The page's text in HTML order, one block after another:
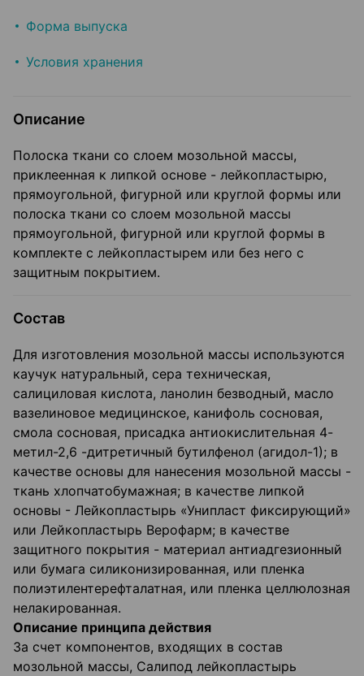
Форма выпуска
Условия хранения
Описание
Полоска ткани со слоем мозольной массы,
приклеенная к липкой основе - лейкопластырю,
прямоугольной, фигурной или круглой формы или
полоска ткани со слоем мозольной массы
прямоугольной, фигурной или круглой формы в
комплекте с лейкопластырем или без него с
защитным покрытием.
Состав
Для изготовления мозольной массы используются
каучук натуральный, сера техническая,
салициловая кислота, ланолин безводный, масло
вазелиновое медицинское, канифоль сосновая,
смола сосновая, присадка антиокислительная 4-
метил-2,6 -дитретичный бутилфенол (агидол-1); в
качестве основы для нанесения мозольной массы -
ткань хлопчатобумажная; в качестве липкой
основы - Лейкопластырь «Унипласт фиксирующий»
или Лейкопластырь Верофарм; в качестве
защитного покрытия - материал антиадгезионный
или бумага силиконизированная, или пленка
полиэтилентерефталатная, или пленка целлюлозная
нелакированная.
Описание принципа действия
За счет компонентов, входящих в состав
мозольной массы, Салипод лейкопластырь